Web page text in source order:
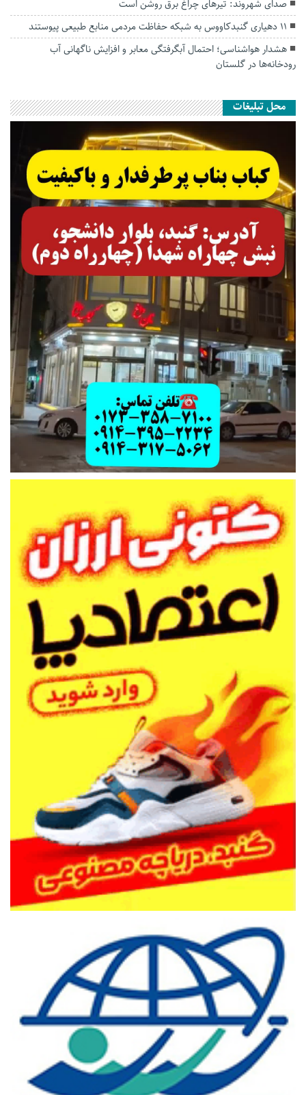
صدای شهروند: تیرهای چراغ برق روشن است
۱۱ دهیاری گنبدکاووس به شبکه حفاظت مردمی منابع طبیعی پیوستند
هشدار هواشناسی؛ احتمال آبگرفتگی معابر و افزایش ناگهانی آب
رودخانه‌ها در گلستان
محل تبلیغات